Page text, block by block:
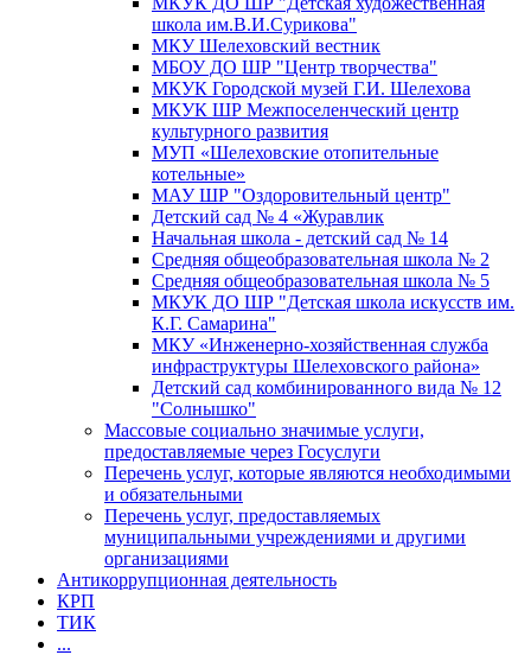
школа им.В.И.Сурикова"
МКУ Шелеховский вестник
МБОУ ДО ШР "Центр творчества"
МКУК Городской музей Г.И. Шелехова
МКУК ШР Межпоселенческий центр
культурного развития
МУП «Шелеховские отопительные
котельные»
МАУ ШР "Оздоровительный центр"
Детский сад № 4 «Журавлик
Начальная школа - детский сад № 14
Средняя общеобразовательная школа № 2
Средняя общеобразовательная школа № 5
МКУК ДО ШР "Детская школа искусств им.
К.Г. Самарина"
МКУ «Инженерно-хозяйственная служба
инфраструктуры Шелеховского района»
Детский сад комбинированного вида № 12
"Солнышко"
Массовые социально значимые услуги,
предоставляемые через Госуслуги
Перечень услуг, которые являются необходимыми
и обязательными
Перечень услуг, предоставляемых
муниципальными учреждениями и другими
организациями
Антикоррупционная деятельность
КРП
ТИК
...